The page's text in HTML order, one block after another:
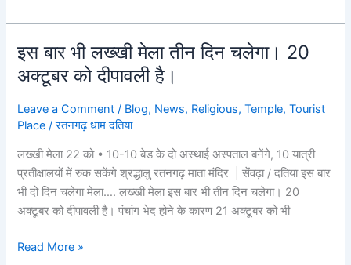
चरण
में
पहुंच
चुकी
हैं।
इस बार भी लख्खी मेला तीन दिन चलेगा। 20
अक्टूबर को दीपावली है।
Leave a Comment / Blog, News, Religious,Temple,Tourist
Place /रतनगढ़ धाम दतिया
लख्खी मेला 22 को • 10-10 बेड के दो अस्थाई अस्पताल बनेंगे, 10 यात्री
प्रतीक्षालयों में रुक सकेंगे श्रद्धालु रतनगढ़ माता मंदिर | सेंवढ़ा / दतिया इस बार
भी दो दिन चलेगा मेला…. लख्खी मेला इस बार भी तीन दिन चलेगा। 20
अक्टूबर को दीपावली है। पंचांग भेद होने के कारण 21 अक्टूबर को भी
इस
बार
लख्खी
मेला
दिन
चलेगा।
20
अक्टूबर
दीपावली
Read More »